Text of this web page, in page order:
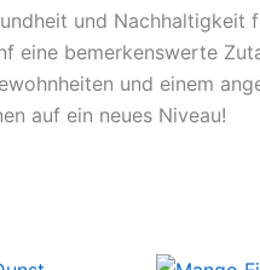
und Nachhaltigkeit
eine bemerkenswerte
und einem
auf ein neues Niveau!